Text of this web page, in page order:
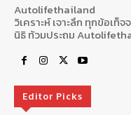
Autolifethailand
วิเคราะห์ เจาะลึก ทุกข้อเ
นิธิ ท้วมประถม
Editor Picks